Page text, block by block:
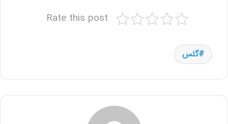
Rate this post
گلس